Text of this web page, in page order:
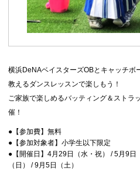
横浜DeNAベイスターズOBとキャッチ
教えるダンスレッスンで楽しもう！
ご家族で楽しめるバッティング＆ストラ
催！
●【参加費】無料
●【参加対象者】小学生以下限定
●【開催日】4月29日（水・祝） / 5月9日
（日） / 9月5日（土）